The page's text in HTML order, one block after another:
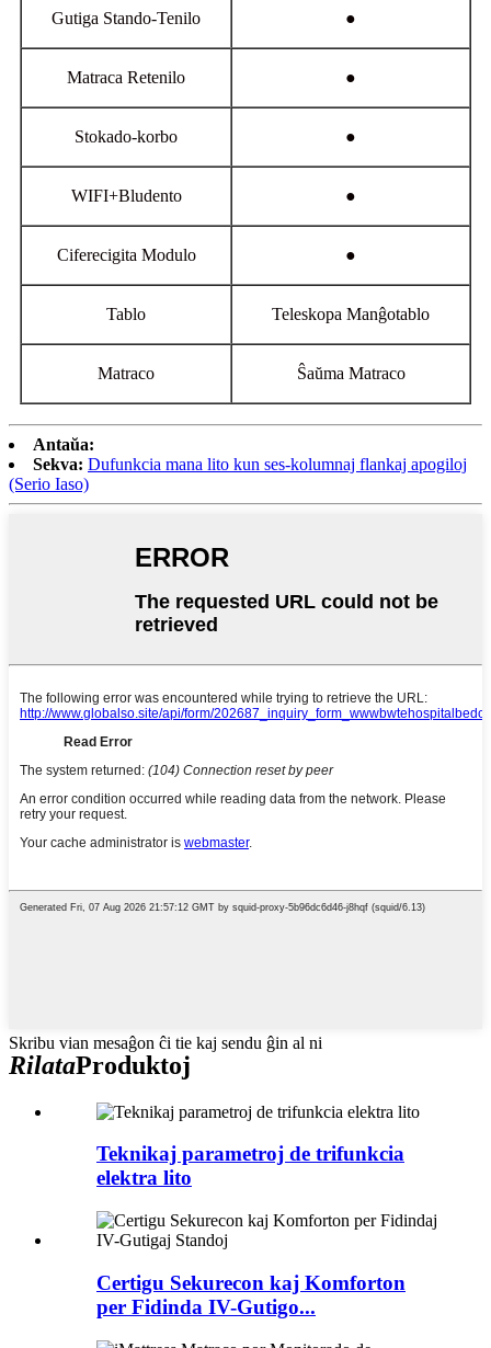
Gutiga Stando-Tenilo ●
Matraca Retenilo ●
Stokado-korbo ●
WIFI+Bludento ●
Ciferecigita Modulo ●
Tablo Teleskopa Manĝotablo
Matraco Ŝaŭma Matraco
Antaŭa:
Sekva: Dufunkcia mana lito kun ses-kolumnaj flankaj apogiloj
(Serio Iaso)
Skribu vian mesaĝon ĉi tie kaj sendu ĝin al ni
RilataProduktoj
Teknikaj parametroj de trifunkcia
elektra lito
Certigu Sekurecon kaj Komforton
per Fidinda IV-Gutigo...